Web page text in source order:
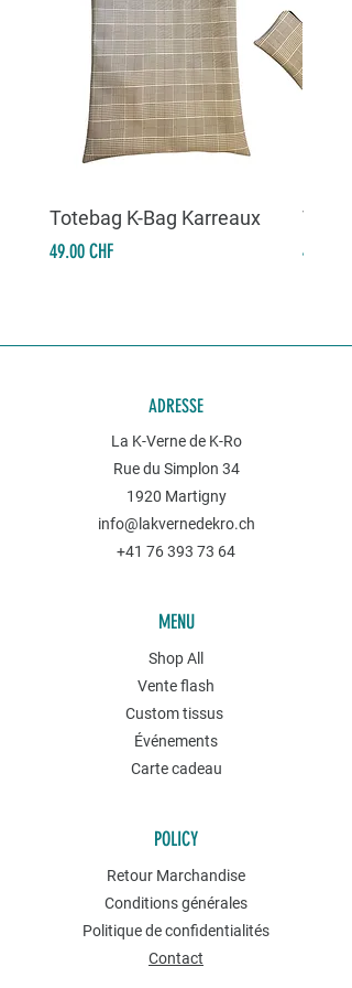
Totebag K-Bag Karreaux
Prix
49.00 CHF Prix
49.00
ADRESSE
La K-Verne de K-Ro
Rue du Simplon 34
1920 Martigny
info@lakvernedekro.ch
+41 76 393 73 64
MENU
Shop All
Vente flash
Custom tissus
Événements
Carte cadeau
POLICY
Retour Marchandise
Conditions générales
Politique de confidentialités
Contact